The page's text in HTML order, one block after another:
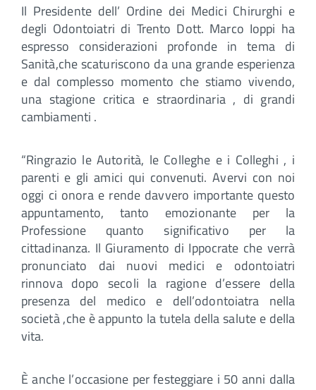
Il Presidente dell’ Ordine dei Medici Chirurghi e
degli Odontoiatri di Trento Dott. Marco Ioppi ha
espresso considerazioni profonde in tema di
Sanità,che scaturiscono da una grande esperienza
e dal complesso momento che stiamo vivendo,
una stagione critica e straordinaria , di grandi
cambiamenti .
“Ringrazio le Autorità, le Colleghe e i Colleghi , i
parenti e gli amici qui convenuti. Avervi con noi
oggi ci onora e rende davvero importante questo
appuntamento, tanto emozionante per la
Professione quanto significativo per la
cittadinanza. Il Giuramento di Ippocrate che verrà
pronunciato dai nuovi medici e odontoiatri
rinnova dopo secoli la ragione d’essere della
presenza del medico e dell’odontoiatra nella
società ,che è appunto la tutela della salute e della
vita.
È anche l’occasione per festeggiare i 50 anni dalla